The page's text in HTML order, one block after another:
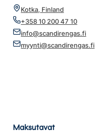
Kotka, Finland
+358 10 200 47 10
info@scandirengas.fi
myynti@scandirengas.fi
Maksutavat